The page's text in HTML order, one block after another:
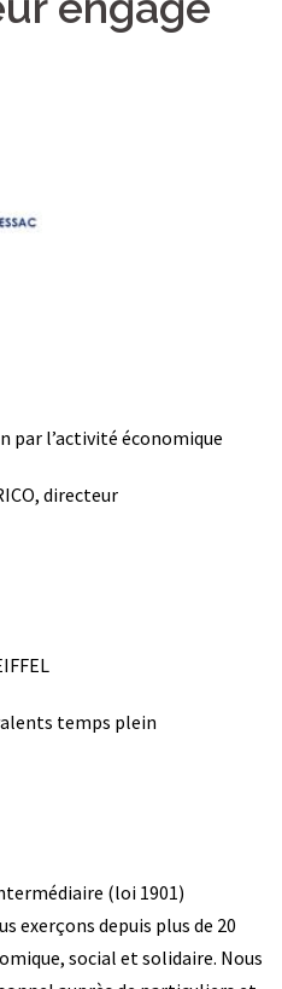
par l’activité économique
directeur
temps plein
(loi 1901)
exerçons depuis plus de 20
social et solidaire. Nous